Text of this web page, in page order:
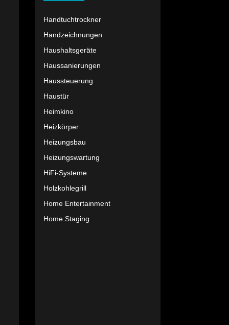
Handtuchtrockner
Handzeichnungen
Haushaltsgeräte
Haussanierungen
Haussteuerung
Haustür
Heimkino
Heizkörper
Heizungsbau
Heizungswartung
HiFi-Systeme
Holzkohlegrill
Home Entertainment
Home Staging